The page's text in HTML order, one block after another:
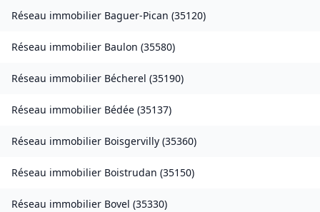
Réseau immobilier Baguer-Pican (35120)
Réseau immobilier Baulon (35580)
Réseau immobilier Bécherel (35190)
Réseau immobilier Bédée (35137)
Réseau immobilier Boisgervilly (35360)
Réseau immobilier Boistrudan (35150)
Réseau immobilier Bovel (35330)